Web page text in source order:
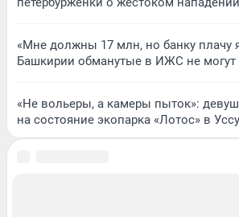
«Мне должны 17 млн, но банку плачу
Башкирии обманутые в ИЖС не могут
«Не вольеры, а камеры пыток»:
на состояние экопарка «Лотос» в